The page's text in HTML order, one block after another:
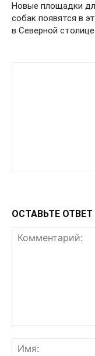
Новые площадки
собак появятся в
в Северной столице
ОСТАВЬТЕ ОТВЕТ